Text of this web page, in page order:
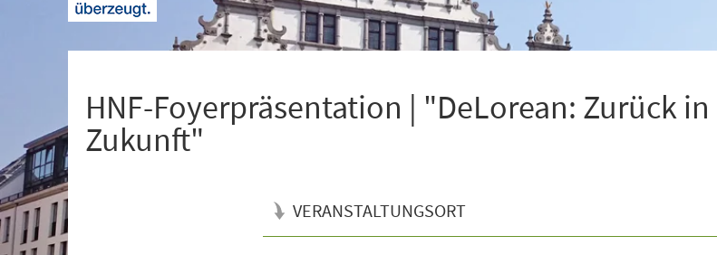
HNF-Foyerpräsentation | "DeLorean: Zurück
Zukunft"
VERANSTALTUNGSORT